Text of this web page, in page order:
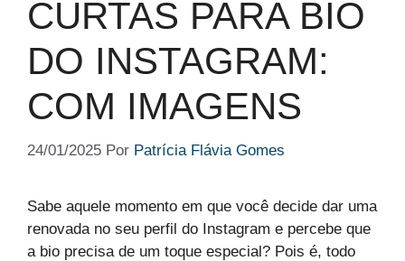
CURTAS PARA BIO
DO INSTAGRAM:
COM IMAGENS
24/01/2025 Por Patrícia Flávia Gomes
Sabe aquele momento em que você decide dar uma
renovada no seu perfil do Instagram e percebe que
a bio precisa de um toque especial? Pois é, todo